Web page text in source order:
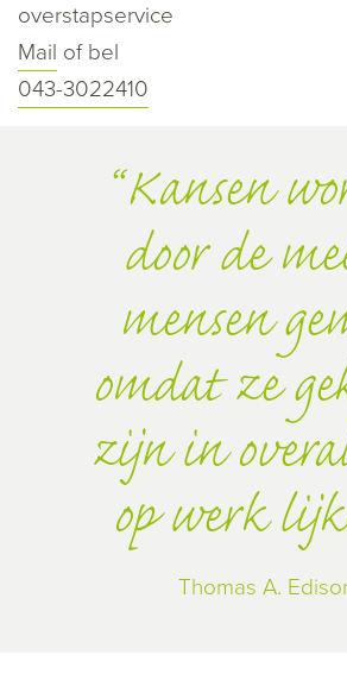
overstapservice
Mail of bel
043-3022410
Kansen
door de
mensen
omdat ze
zijn in
op werk
Thomas A.